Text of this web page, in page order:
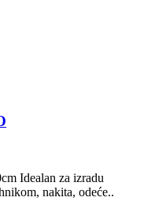
Idealan za izradu
nakita, odeće..